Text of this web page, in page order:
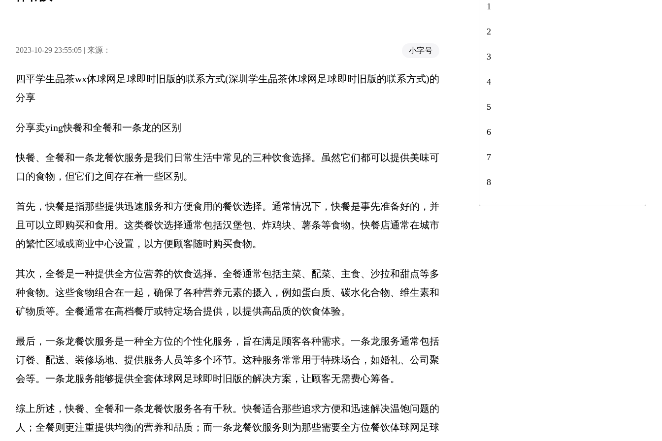
2023-10-29 23:55:05 | 来源： 小字号
四平学生品茶wx体球网足球即时旧版的联系方式(深圳学生品茶体球网足球即时旧版的联系方式)的
分享
分享卖ying快餐和全餐和一条龙的区别
快餐、全餐和一条龙餐饮服务是我们日常生活中常见的三种饮食选择。虽然它们都可以提供美味可
口的食物，但它们之间存在着一些区别。
首先，快餐是指那些提供迅速服务和方便食用的餐饮选择。通常情况下，快餐是事先准备好的，并
且可以立即购买和食用。这类餐饮选择通常包括汉堡包、炸鸡块、薯条等食物。快餐店通常在城市
的繁忙区域或商业中心设置，以方便顾客随时购买食物。
其次，全餐是一种提供全方位营养的饮食选择。全餐通常包括主菜、配菜、主食、沙拉和甜点等多
种食物。这些食物组合在一起，确保了各种营养元素的摄入，例如蛋白质、碳水化合物、维生素和
矿物质等。全餐通常在高档餐厅或特定场合提供，以提供高品质的饮食体验。
最后，一条龙餐饮服务是一种全方位的个性化服务，旨在满足顾客各种需求。一条龙服务通常包括
订餐、配送、装修场地、提供服务人员等多个环节。这种服务常常用于特殊场合，如婚礼、公司聚
会等。一条龙服务能够提供全套体球网足球即时旧版的解决方案，让顾客无需费心筹备。
综上所述，快餐、全餐和一条龙餐饮服务各有千秋。快餐适合那些追求方便和迅速解决温饱问题的
人；全餐则更注重提供均衡的营养和品质；而一条龙餐饮服务则为那些需要全方位餐饮体球网足球
1
2
3
4
5
6
7
8